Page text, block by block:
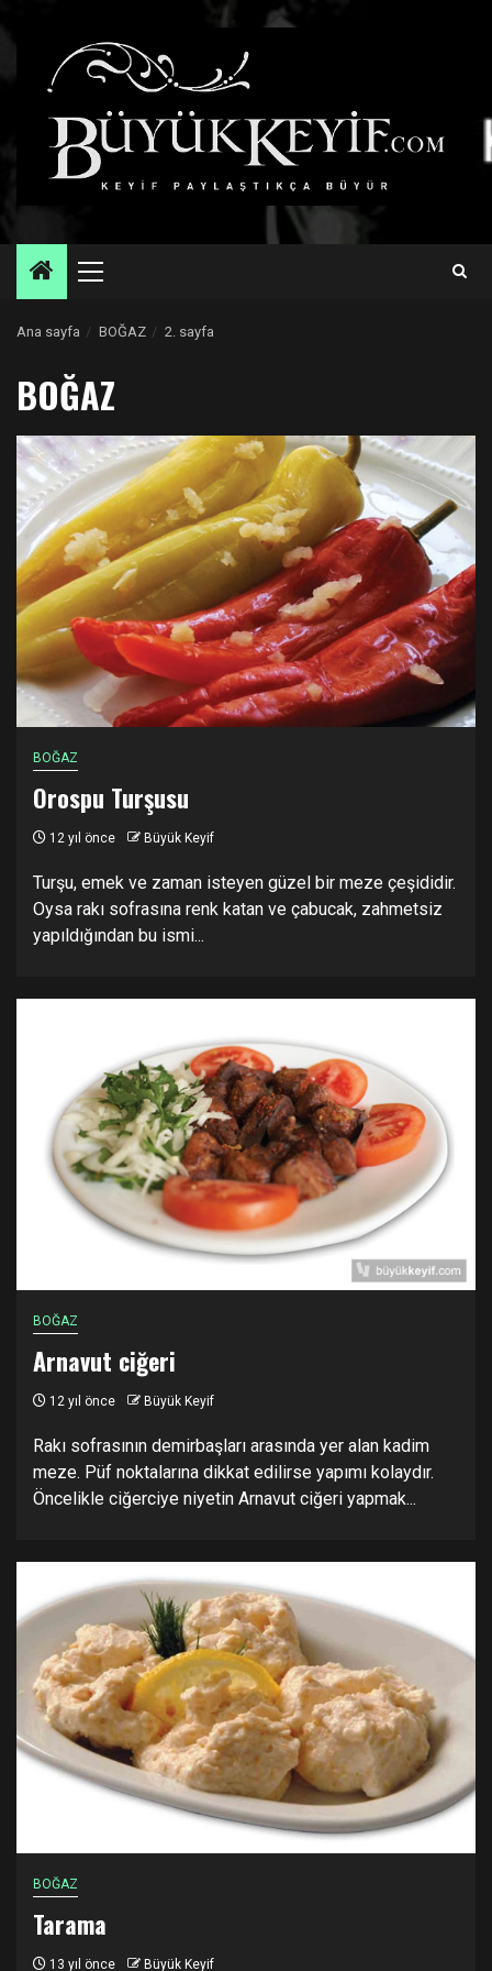
Primary
Ana sayfa BOĞAZ 2. sayfa
BOĞAZ
BOĞAZ
Orospu Turşusu
12 yıl önce Büyük Keyif
Turşu, emek ve zaman isteyen güzel bir meze çeşididir.
Oysa rakı sofrasına renk katan ve çabucak, zahmetsiz
yapıldığından bu ismi...
BOĞAZ
Arnavut ciğeri
12 yıl önce Büyük Keyif
Rakı sofrasının demirbaşları arasında yer alan kadim
meze. Püf noktalarına dikkat edilirse yapımı kolaydır.
Öncelikle ciğerciye niyetin Arnavut ciğeri yapmak...
BOĞAZ
Tarama
13 yıl önce Büyük Keyif